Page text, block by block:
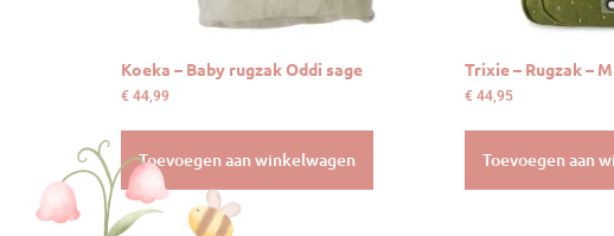
Koeka – Baby rugzak Oddi sage
€ 44,99
Toevoegen aan winkelwagen
Trixie – Rugzak –
€ 44,95
Toevoegen aan